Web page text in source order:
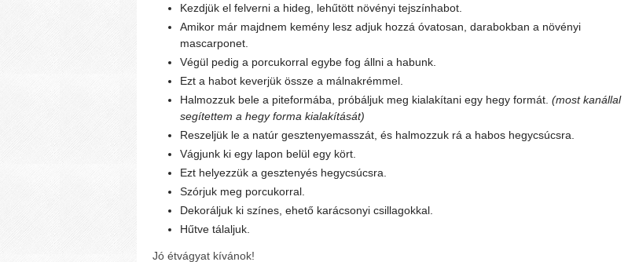
Kezdjük el felverni a hideg, lehűtött növényi tejszínhabot.
Amikor már majdnem kemény lesz adjuk hozzá óvatosan, darabokban a növényi
mascarponet.
Végül pedig a porcukorral egybe fog állni a habunk.
Ezt a habot keverjük össze a málnakrémmel.
Halmozzuk bele a piteformába, próbáljuk meg kialakítani egy hegy formát. (most kanállal
segítettem a hegy forma kialakítását)
Reszeljük le a natúr gesztenyemasszát, és halmozzuk rá a habos hegycsúcsra.
Vágjunk ki egy lapon belül egy kört.
Ezt helyezzük a gesztenyés hegycsúcsra.
Szórjuk meg porcukorral.
Dekoráljuk ki színes, ehető karácsonyi csillagokkal.
Hűtve tálaljuk.
Jó étvágyat kívánok!